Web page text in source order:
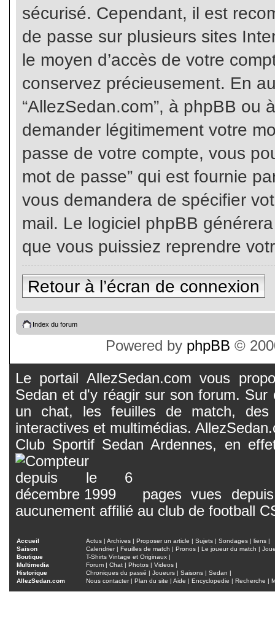
sécurisé. Cependant, il est
de passe sur plusieurs sites
le moyen d’accès de votre
conservez précieusement. En
“AllezSedan.com”, à phpBB ou
demander légitimement votre
passe de votre compte, vous
mot de passe” qui est fournie
vous demandera de spécifier
mail. Le logiciel phpBB
que vous puissiez reprendre
Retour à l’écran de connexion
Index du forum
Powered by phpBB ©
Le portail AllezSedan.com vous
Sedan et d'y réagir sur son forum.
un chat, les feuilles de match, des
interactives et multimédias.
Club Sportif Sedan Ardennes, en
pages vues
aucunement affilié au club de football
Accueil Actus | Archives | Proposer un article | Sujets | Sondages | liens |
Saison
Calendrier| Feuilles de match | Pronos | Le joueur du match |
Boutique
T-Shirts Vintage et Originaux |
Multimedia
Forum | Chat | Photos | Videos |
Historique
Chroniques du passé | Joueurs | Saisons | Sedan |
AllezSedan.com
Nous contacter| Plan du site | Aide | Encyclopedie | Recherche |